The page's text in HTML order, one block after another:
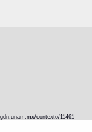
contexto/11461